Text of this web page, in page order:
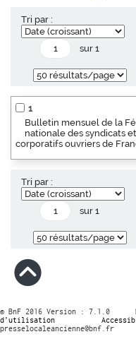
Tri par :
sur 1
1
Bulletin mensuel de la
nationale des syndicats
corporatifs ouvriers de
Tri par :
sur 1
© BnF 2016 Version : 7.1.0
d’utilisation
presselocaleancienne@bnf.fr